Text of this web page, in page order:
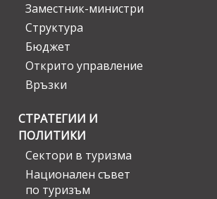
Заместник-министри
Структура
Бюджет
Открито управление
Връзки
СТРАТЕГИИ И
ПОЛИТИКИ
Сектори в туризма
Национален съвет
по туризъм